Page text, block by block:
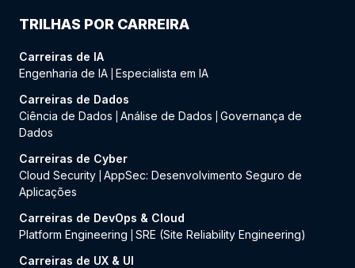
TRILHAS POR CARREIRA
Carreiras de IA
Engenharia de IA Especialista em IA
Carreiras de Dados
Ciência de Dados
Análise de Dados
Governança de
Dados
Carreiras de Cyber
Cloud Security AppSec: Desenvolvimento Seguro de
Aplicações
Carreiras de DevOps & Cloud
Platform Engineering
SRE (Site Reliability Engineering)
Carreiras de UX & UI